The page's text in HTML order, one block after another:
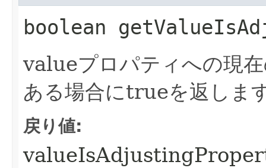
boolean
valueプロパティへの現
ある場合にtrueを返しま
戻り値: